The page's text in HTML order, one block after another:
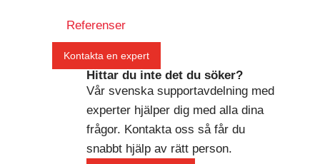
Referenser
Kontakta en expert
Hittar du inte det du söker?
Vår svenska supportavdelning med
experter hjälper dig med alla dina
frågor. Kontakta oss så får du
snabbt hjälp av rätt person.